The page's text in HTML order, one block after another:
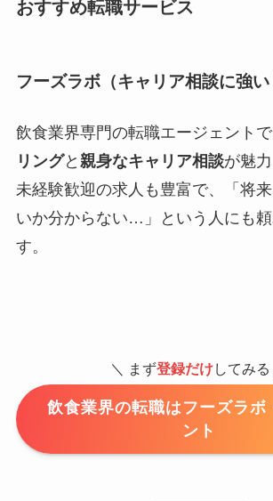
おすすめ転職サービス
フーズラボ（キャリア相談に強い
飲食業界専門の転職エージェントで
リングと 親身なキャリア相談が魅力
未経験歓迎の求人も豊富で、「将
いか分からない…」という人にも
す。
＼ まず登録だけしてみる
飲食業界の転職はフーズラボ
ント